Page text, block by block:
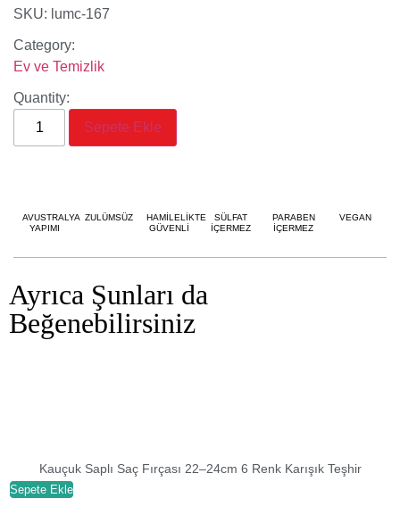
SKU: lumc-167
Category:
Ev ve Temizlik
Quantity:
Sepete Ekle
AVUSTRALYA
YAPIMI
ZULÜMSÜZ
HAMİLELİKTE
GÜVENLİ
SÜLFAT
İÇERMEZ
PARABEN
İÇERMEZ
VEGAN
Ayrıca Şunları da
Beğenebilirsiniz
Kauçuk Saplı Saç Fırçası 22–24cm 6 Renk Karışık Teşhir
Sepete Ekle